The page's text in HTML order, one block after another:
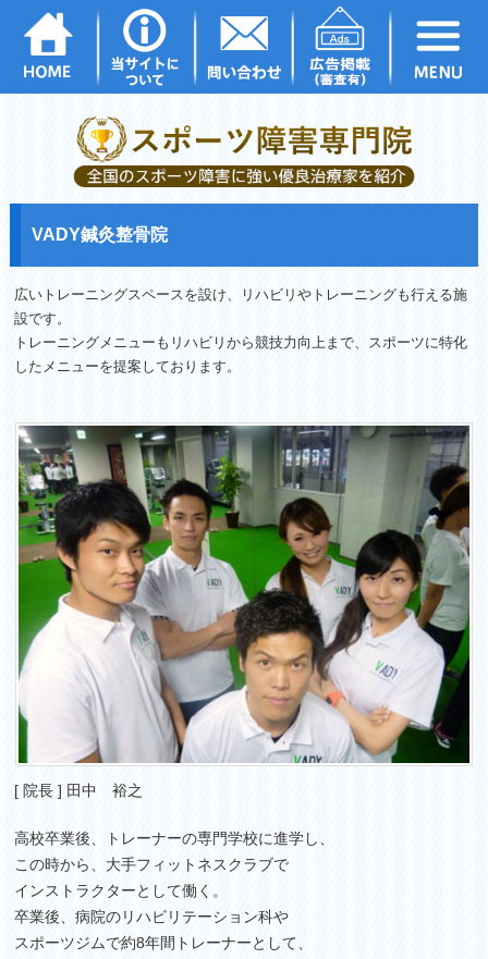
VADY鍼灸整骨院
広いトレーニングスペースを設け、
リハビリやトレーニングも行える施
設です。
トレーニングメニューもリハビリから競技力向上まで、 スポーツに特化
したメニューを提案しております。
[ 院長 ] 田中 裕之
高校卒業後、トレーナーの専門学校に進学し、
この時から、大手フィットネスクラブで
インストラクターとして働く。
卒業後、病院のリハビリテーション科や
スポーツジムで約8年間トレーナーとして、